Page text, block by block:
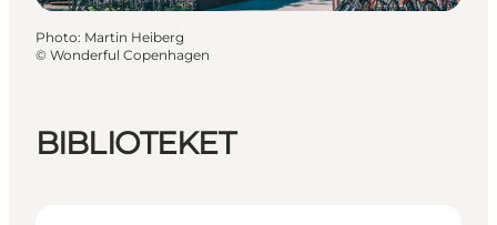
BIBLIOTEKET
Photo: Martin Heiberg
© Wonderful Copenhagen